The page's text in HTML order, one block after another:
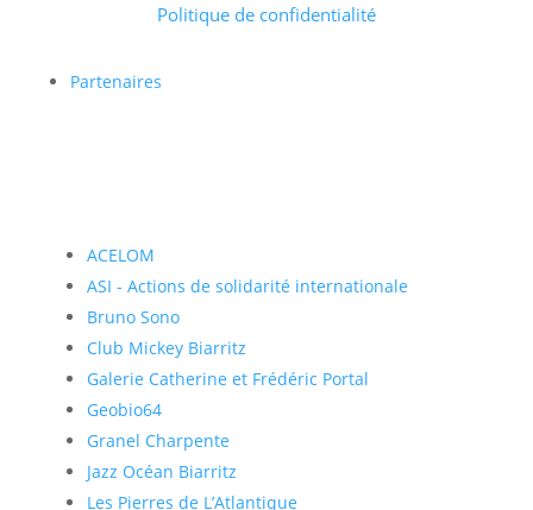
Politique de confidentialité
Partenaires
ACELOM
ASI - Actions de solidarité internationale
Bruno Sono
Club Mickey Biarritz
Galerie Catherine et Frédéric Portal
Geobio64
Granel Charpente
Jazz Océan Biarritz
Les Pierres de L’Atlantique